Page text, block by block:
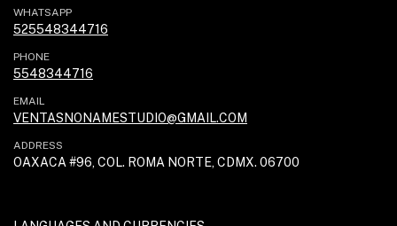
WHATSAPP
525548344716
PHONE
5548344716
EMAIL
VENTASNONAMESTUDIO@GMAIL.COM
ADDRESS
OAXACA #96, COL. ROMA NORTE, CDMX. 06700